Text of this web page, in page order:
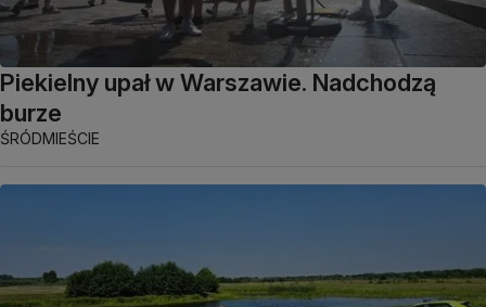
Piekielny upał w Warszawie. Nadchodzą
burze
ŚRÓDMIEŚCIE